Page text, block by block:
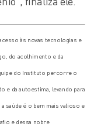
às novas tecnologias e
do acolhimento e da
do Instituto percorre o
e da autoestima, levando para
saúde é o bem mais valioso e
e dessa nobre